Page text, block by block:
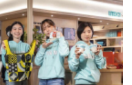
短句，以及英文版馬年祝福
、公司賀卡通通適用，實用萬